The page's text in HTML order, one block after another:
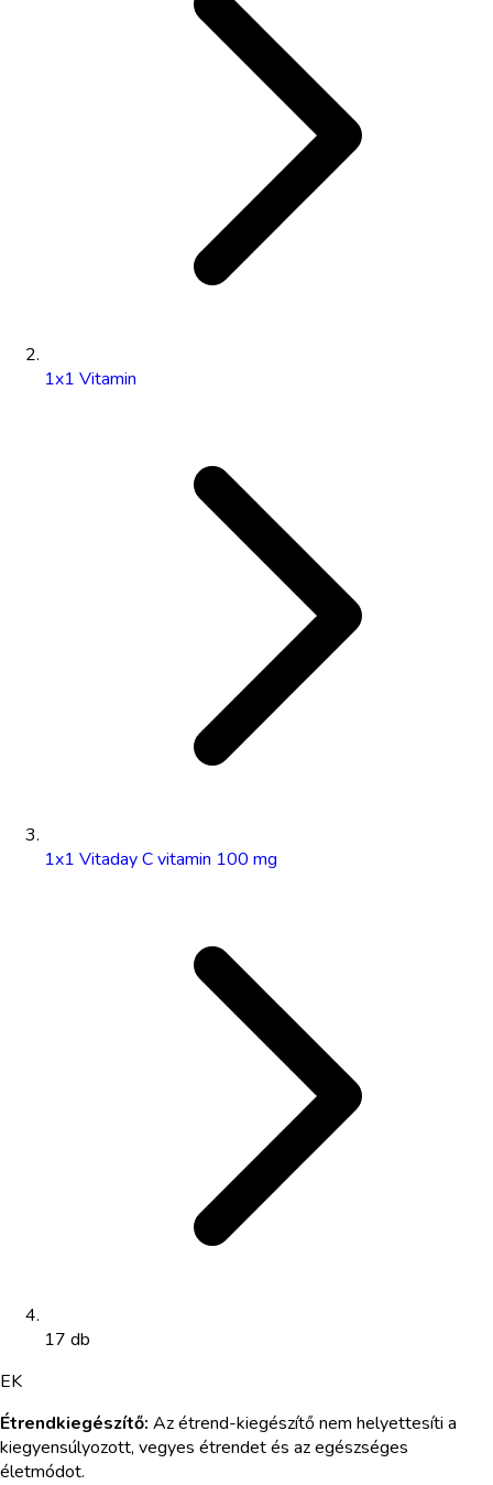
1x1 Vitamin
1x1 Vitaday C vitamin 100 mg
17 db
EK
Étrendkiegészítő: Az étrend-kiegészítő nem helyettesíti a
kiegyensúlyozott, vegyes étrendet és az egészséges
életmódot.